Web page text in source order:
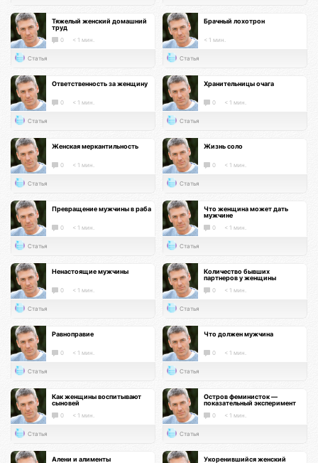
Тяжелый женский домашний
труд
0 < 1 мин.
Статья
Брачный лохотрон
< 1 мин.
Статья
Ответственность за женщину
0 < 1 мин.
Статья
Хранительницы очага
0 < 1 мин.
Статья
Женская меркантильность
0 < 1 мин.
Статья
Жизнь соло
0 < 1 мин.
Статья
Превращение мужчины в раба
0 < 1 мин.
Статья
Что женщина может дать
мужчине
0 < 1 мин.
Статья
Ненастоящие мужчины
0 < 1 мин.
Статья
Количество бывших
партнеров у женщины
0 < 1 мин.
Статья
Равноправие
0 < 1 мин.
Статья
Что должен мужчина
0 < 1 мин.
Статья
Как женщины воспитывают
сыновей
0 < 1 мин.
Статья
Остров феминисток —
показательный эксперимент
0 < 1 мин.
Статья
Алени и алименты
Укоренившийся женский